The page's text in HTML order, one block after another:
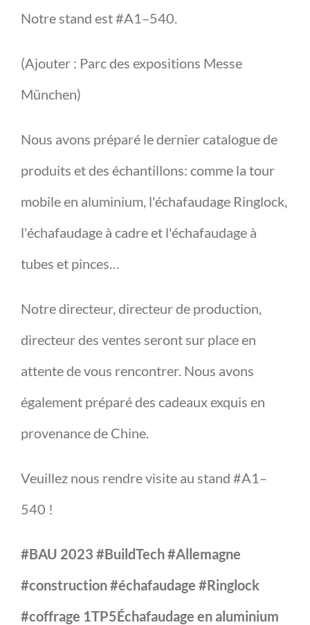
Notre stand est #A1–540.
(Ajouter : Parc des expositions Messe
München)
Nous avons préparé le dernier catalogue de
produits et des échantillons: comme la tour
mobile en aluminium, l'échafaudage Ringlock,
l'échafaudage à cadre et l'échafaudage à
tubes et pinces…
Notre directeur, directeur de production,
directeur des ventes seront sur place en
attente de vous rencontrer. Nous avons
également préparé des cadeaux exquis en
provenance de Chine.
Veuillez nous rendre visite au stand #A1–
540 !
#BAU 2023 #BuildTech #Allemagne
#construction #échafaudage #Ringlock
#coffrage 1TP5Échafaudage en aluminium